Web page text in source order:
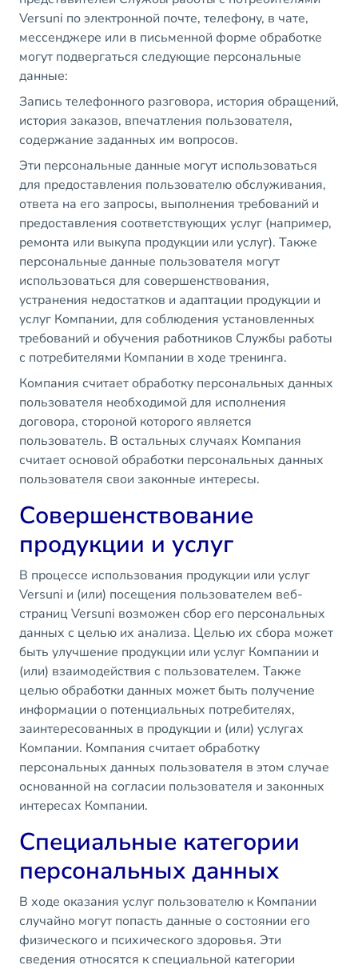
Versuni по электронной почте, телефону, в чате,
мессенджере или в письменной форме обработке
могут подвергаться следующие персональные
данные:
Запись телефонного разговора, история обращений,
история заказов, впечатления пользователя,
содержание заданных им вопросов.
Эти персональные данные могут использоваться
для предоставления пользователю обслуживания,
ответа на его запросы, выполнения требований и
предоставления соответствующих услуг (например,
ремонта или выкупа продукции или услуг). Также
персональные данные пользователя могут
использоваться для совершенствования,
устранения недостатков и адаптации продукции и
услуг Компании, для соблюдения установленных
требований и обучения работников Службы работы
с потребителями Компании в ходе тренинга.
Компания считает обработку персональных данных
пользователя необходимой для исполнения
договора, стороной которого является
пользователь. В остальных случаях Компания
считает основой обработки персональных данных
пользователя свои законные интересы.
Совершенствование
продукции и услуг
В процессе использования продукции или услуг
Versuni и (или) посещения пользователем веб-
страниц Versuni возможен сбор его персональных
данных с целью их анализа. Целью их сбора может
быть улучшение продукции или услуг Компании и
(или) взаимодействия с пользователем. Также
целью обработки данных может быть получение
информации о потенциальных потребителях,
заинтересованных в продукции и (или) услугах
Компании. Компания считает обработку
персональных данных пользователя в этом случае
основанной на согласии пользователя и законных
интересах Компании.
Специальные категории
персональных данных
В ходе оказания услуг пользователю к Компании
случайно могут попасть данные о состоянии его
физического и психического здоровья. Эти
сведения относятся к специальной категории